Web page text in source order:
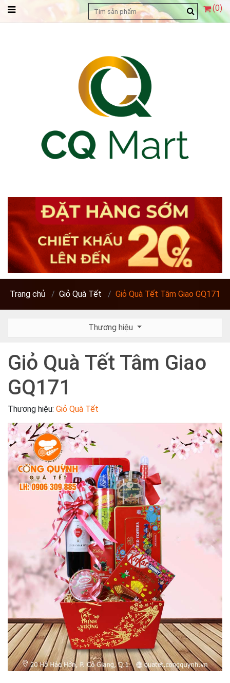
(0)
Trang chủ Giỏ Quà Tết Giỏ Quà Tết Tâm Giao GQ171
Thương hiệu
Giỏ Quà Tết Tâm Giao
GQ171
Thương hiệu: Giỏ Quà Tết